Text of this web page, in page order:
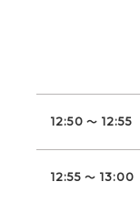
12:50 ～ 12:55
12:55 ～ 13:00